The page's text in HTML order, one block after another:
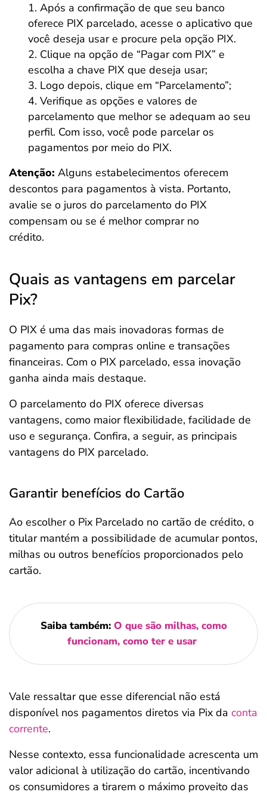
Após a confirmação de que seu banco
oferece PIX parcelado, acesse o aplicativo que
você deseja usar e procure pela opção PIX.
Clique na opção de “Pagar com PIX” e
escolha a chave PIX que deseja usar;
Logo depois, clique em “Parcelamento”;
Verifique as opções e valores de
parcelamento que melhor se adequam ao seu
perfil. Com isso, você pode parcelar os
pagamentos por meio do PIX.
Atenção: Alguns estabelecimentos oferecem
descontos para pagamentos à vista. Portanto,
avalie se o juros do parcelamento do PIX
compensam ou se é melhor comprar no
crédito.
Quais as vantagens em parcelar
Pix?
O PIX é uma das mais inovadoras formas de
pagamento para compras online e transações
financeiras. Com o PIX parcelado, essa inovação
ganha ainda mais destaque.
O parcelamento do PIX oferece diversas
vantagens, como maior flexibilidade, facilidade de
uso e segurança. Confira, a seguir, as principais
vantagens do PIX parcelado.
Garantir benefícios do Cartão
Ao escolher o Pix Parcelado no cartão de crédito, o
titular mantém a possibilidade de acumular pontos,
milhas ou outros benefícios proporcionados pelo
cartão.
Saiba também: O que são milhas, como
funcionam, como ter e usar
Vale ressaltar que esse diferencial não está
disponível nos pagamentos diretos via Pix da conta
corrente.
Nesse contexto, essa funcionalidade acrescenta um
valor adicional à utilização do cartão, incentivando
os consumidores a tirarem o máximo proveito das